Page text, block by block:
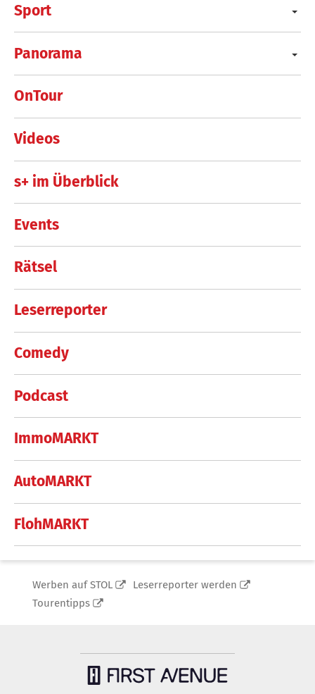
Sport
Panorama
OnTour
Videos
s+ im Überblick
Events
Rätsel
Leserreporter
Comedy
Podcast
ImmoMARKT
AutoMARKT
FlohMARKT
Werben auf STOL
Leserreporter werden
Tourentipps